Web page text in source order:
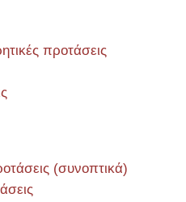
προτάσεις
(συνοπτικά)